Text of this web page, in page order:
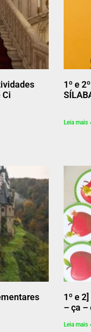
Ci
1º e
Leia mais
1º e
– ça –
Leia mais